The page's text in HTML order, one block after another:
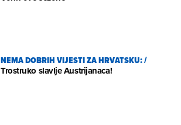
NEMA DOBRIH VIJESTI ZA HRVATSKU:/
Trostruko slavlje Austrijanaca!